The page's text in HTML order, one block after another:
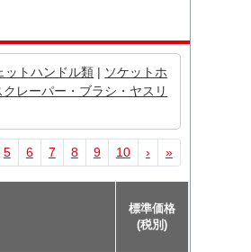
ットハンドル類 | ソケットホ
クレーパー・ブラシ・ヤスリ
5 6 7 8 9 10 › »
標準価格
(税別)